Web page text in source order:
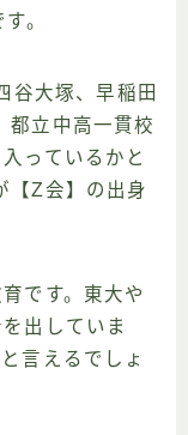
す。
谷大塚、早稲田
都立中高一貫校
っているかと
【Z会】の出身
です。東大や
出していま
言えるでしょ